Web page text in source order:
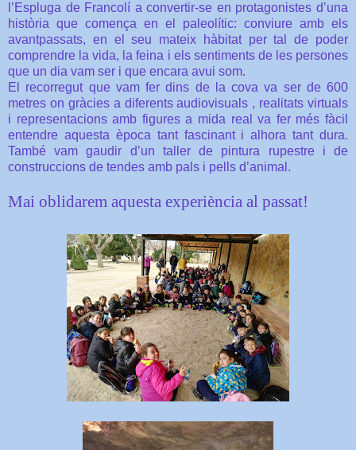
l’Espluga de Francolí a convertir-se en protagonistes d’una
història que comença en el paleolític: conviure amb els
avantpassats, en el seu mateix hàbitat per tal de poder
comprendre la vida, la feina i els sentiments de les persones
que un dia vam ser i que encara avui som.
El recorregut que vam fer dins de la cova va ser de 600
metres on gràcies a diferents audiovisuals , realitats virtuals
i representacions amb figures a mida real va fer més fàcil
entendre aquesta època tant fascinant i alhora tant dura.
També vam gaudir d’un taller de pintura rupestre i de
construccions de tendes amb pals i pells d’animal.
Mai oblidarem aquesta experiència al passat!